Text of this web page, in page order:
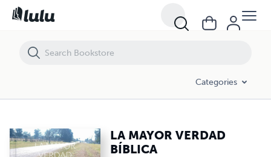
Categories
LA MAYOR VERDAD
BÍBLICA
LA MAYOR VERDAD BÍBLICA